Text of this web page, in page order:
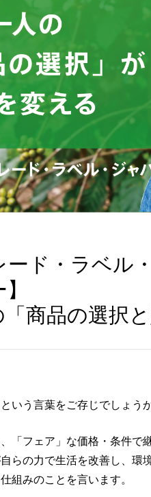
ード・ラベル
商品の選択
いう言葉をご存じでしょう
「フェア」な価格・条件
らの力で生活を改善し、環
組みのことを言います。